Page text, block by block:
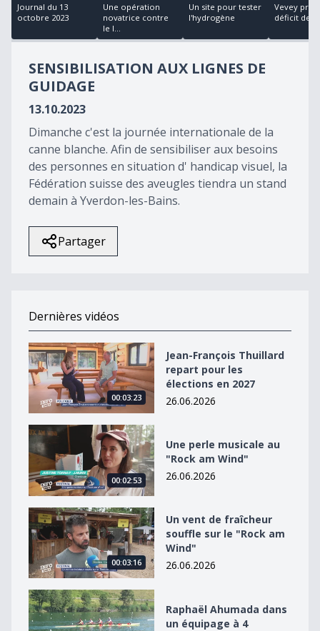
26
minutes,
seconds
Journal du 13
octobre 2023
Une opération
novatrice contre
le l...
Un site pour tester
l'hydrogène
Vevey
déficit de 8
SENSIBILISATION AUX LIGNES DE
GUIDAGE
13.10.2023
Dimanche c'est la journée internationale de la
canne blanche. Afin de sensibiliser aux besoins
des personnes en situation d' handicap visuel, la
Fédération suisse des aveugles tiendra un stand
demain à Yverdon-les-Bains.
Partager
Dernières vidéos
Jean-François Thuillard repart pour les élections en
00:03:23
Jean-François Thuillard
repart pour les
élections en 2027
26.06.2026
Une perle musicale au &quot;Rock am Wind&quot;
00:02:53
Une perle musicale au
"Rock am Wind"
26.06.2026
Un vent de fraîcheur souffle sur le &quot;Rock am
00:03:16
Un vent de fraîcheur
souffle sur le "Rock am
Wind"
26.06.2026
Raphaël Ahumada dans un équipage à 4
Raphaël Ahumada dans
un équipage à 4